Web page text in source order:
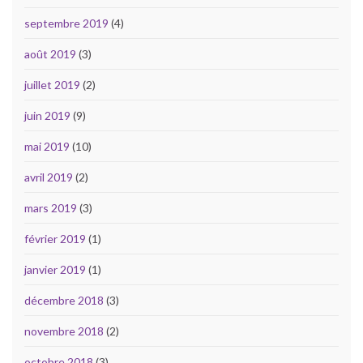
septembre 2019 (4)
août 2019 (3)
juillet 2019 (2)
juin 2019 (9)
mai 2019 (10)
avril 2019 (2)
mars 2019 (3)
février 2019 (1)
janvier 2019 (1)
décembre 2018 (3)
novembre 2018 (2)